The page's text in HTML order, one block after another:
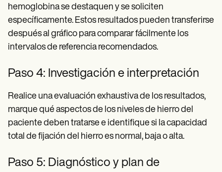
hemoglobina se destaquen y se soliciten
específicamente. Estos resultados pueden transferirse
después al gráfico para comparar fácilmente los
intervalos de referencia recomendados.
Paso 4: Investigación e interpretación
Realice una evaluación exhaustiva de los resultados,
marque qué aspectos de los niveles de hierro del
paciente deben tratarse e identifique si la capacidad
total de fijación del hierro es normal, baja o alta.
Paso 5: Diagnóstico y plan de